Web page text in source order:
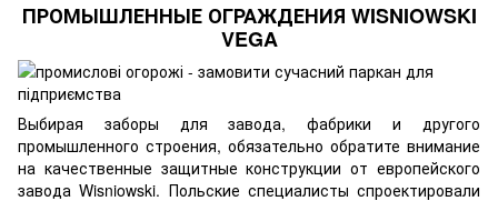
ПРОМЫШЛЕННЫЕ ОГРАЖДЕНИЯ WISNIOWSKI
VEGA
Выбирая заборы для завода, фабрики и другого
промышленного строения, обязательно обратите внимание
на качественные защитные конструкции от европейского
завода Wisniowski. Польские специалисты спроектировали